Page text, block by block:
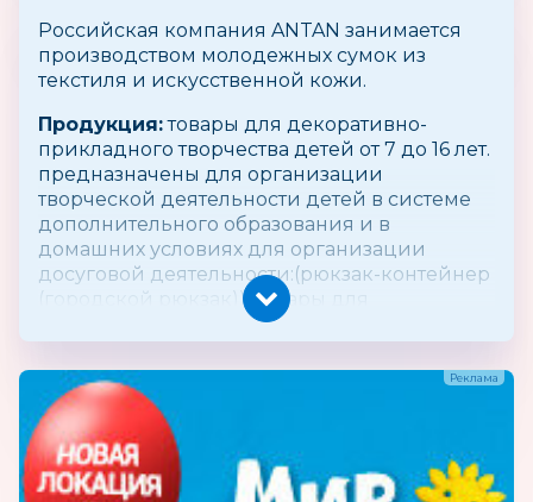
Российская компания ANTAN занимается
производством молодежных сумок из
текстиля и искусственной кожи.
Продукция:товары для декоративно-
прикладного творчества детей от 7 до 16 лет.
предназначены для организации
творческой деятельности детей в системе
дополнительного образования и в
домашних условиях для организации
досуговой деятельности:(рюкзак-контейнер
(городской рюкзак)), товары для
организации занятий по творческому
воспитанию детей в системе
допобразования и в домашних условиях
для организации досуговой деятельности
детей от 3 до 17 лет:(рюкзак-контейнер
(городской рюкзак))